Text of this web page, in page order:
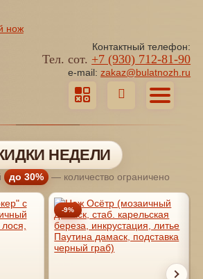
Контактный телефон:
Тел. сот. +7 (930) 712-81-90
e-mail:zakaz@bulatnozh.ru
НЕДЕЛИ
до 30% — количество ограничено
-9%